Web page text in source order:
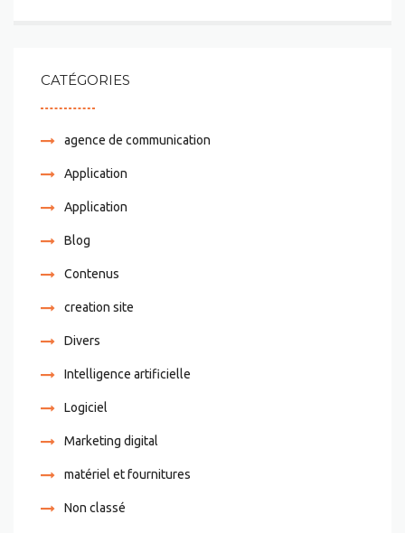
CATÉGORIES
agence de communication
Application
Application
Blog
Contenus
creation site
Divers
Intelligence artificielle
Logiciel
Marketing digital
matériel et fournitures
Non classé